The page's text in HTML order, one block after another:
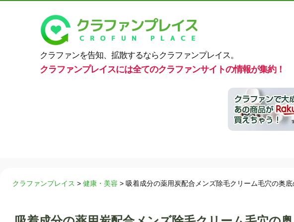
クラファンを告知、拡散するならクラファンプレイス。
クラファンプレイスには全てのクラファンサイトの情報が集約！
クラファンプレイス > 健康・美容 > 吸着成分の薬用炭配合メンズ除毛クリーム毛穴の奥